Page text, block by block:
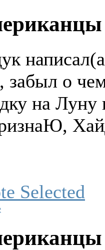
о чем
на Луну